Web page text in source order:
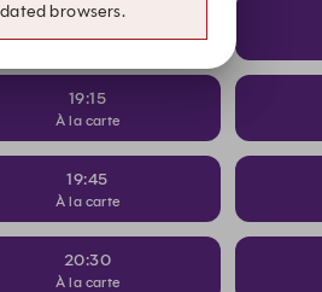
18:45
À la carte
19:15
À la carte
19:45
À la carte
20:30
À la carte
browsers.